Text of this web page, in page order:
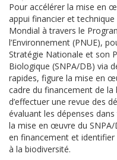
Pour accélérer la mise en
appui financier et
Mondial à travers le
l’Environnement (PNUE),
Stratégie Nationale et son
Biologique (SNPA/DB) via
rapides, figure la mise en
cadre du financement de la
d’effectuer une revue des
évaluant les dépenses
la mise en œuvre du
en financement et
à la biodiversité.